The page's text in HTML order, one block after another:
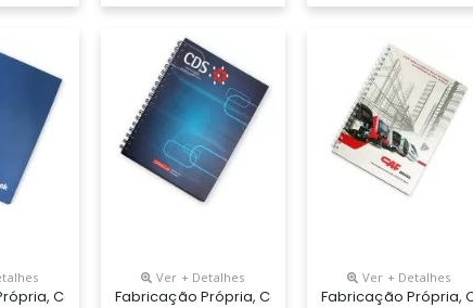
E 21x28 Cm. Capa Impressa Em 4 Cores, Miolo
Do Seu Jeito.tamanhos 15x21,18x25 E 21x28 Cm. Capa
Cadernos Personalizados Do Seu Jeito.tamanhos
Ver + Detalhes
Fabricação Própria, Cadernos Personalizados Do
Ver + Detalhes
Fabricação Própria,